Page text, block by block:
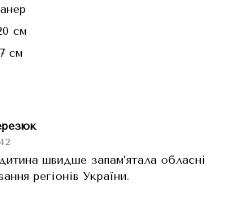
см
см
швидше запам’ятала обласні
регіонів України.